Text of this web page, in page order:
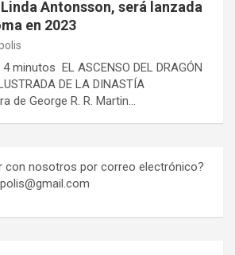
Antonsson, será lanzada
en 2023
minutos EL ASCENSO DEL DRAGÓN
DE LA DINASTÍA
de George R. R. Martin…
con nosotros por correo electrónico?